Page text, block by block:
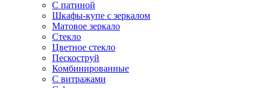
С патиной
Шкафы-купе с зеркалом
Матовое зеркало
Стекло
Цветное стекло
Пескоструй
Комбинированные
С витражами